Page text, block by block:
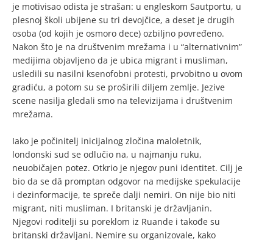
je motivisao odista je strašan: u engleskom Sautportu, u
plesnoj školi ubijene su tri devojčice, a deset je drugih
osoba (od kojih je osmoro dece) ozbiljno povređeno.
Nakon što je na društvenim mrežama i u “alternativnim”
medijima objavljeno da je ubica migrant i musliman,
usledili su nasilni ksenofobni protesti, prvobitno u ovom
gradiću, a potom su se proširili diljem zemlje. Jezive
scene nasilja gledali smo na televizijama i društvenim
mrežama.
Iako je počinitelj inicijalnog zločina maloletnik,
londonski sud se odlučio na, u najmanju ruku,
neuobičajen potez. Otkrio je njegov puni identitet. Cilj je
bio da se dâ promptan odgovor na medijske spekulacije
i dezinformacije, te spreče dalji nemiri. On nije bio niti
migrant, niti musliman. I britanski je državljanin.
Njegovi roditelji su poreklom iz Ruande i takođe su
britanski državljani. Nemire su organizovale, kako